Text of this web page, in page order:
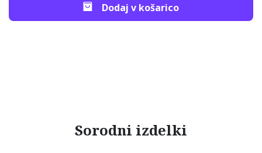
Dodaj v košarico
Sorodni izdelki